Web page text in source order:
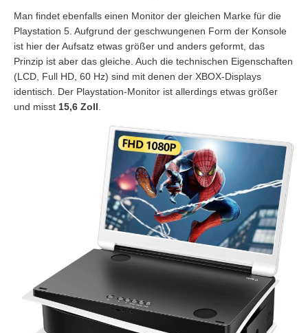
Man findet ebenfalls einen Monitor der gleichen Marke für die
Playstation 5. Aufgrund der geschwungenen Form der Konsole
ist hier der Aufsatz etwas größer und anders geformt, das
Prinzip ist aber das gleiche. Auch die technischen Eigenschaften
(LCD, Full HD, 60 Hz) sind mit denen der XBOX-Displays
identisch. Der Playstation-Monitor ist allerdings etwas größer
und misst 15,6 Zoll.